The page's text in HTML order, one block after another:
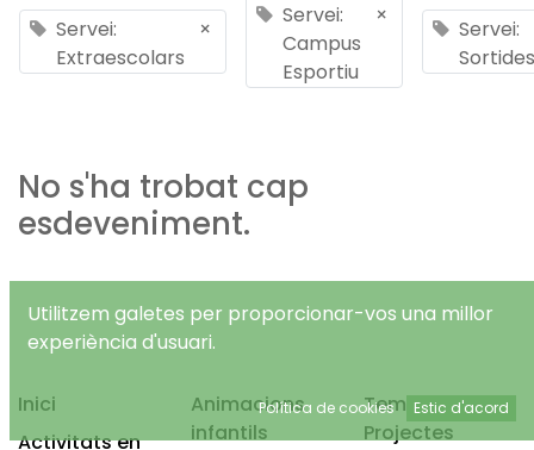
Servei:
Extraescolars
×
Servei:
Campus
Esportiu
×
Servei:
Sortides
No s'ha trobat cap
esdeveniment.
Inici
Activitats en
Animacions
infantils
Temps Lliure
Projectes
Utilitzem galetes per proporcionar-vos una millor
experiència d'usuari.
Política de cookies Estic d'acord